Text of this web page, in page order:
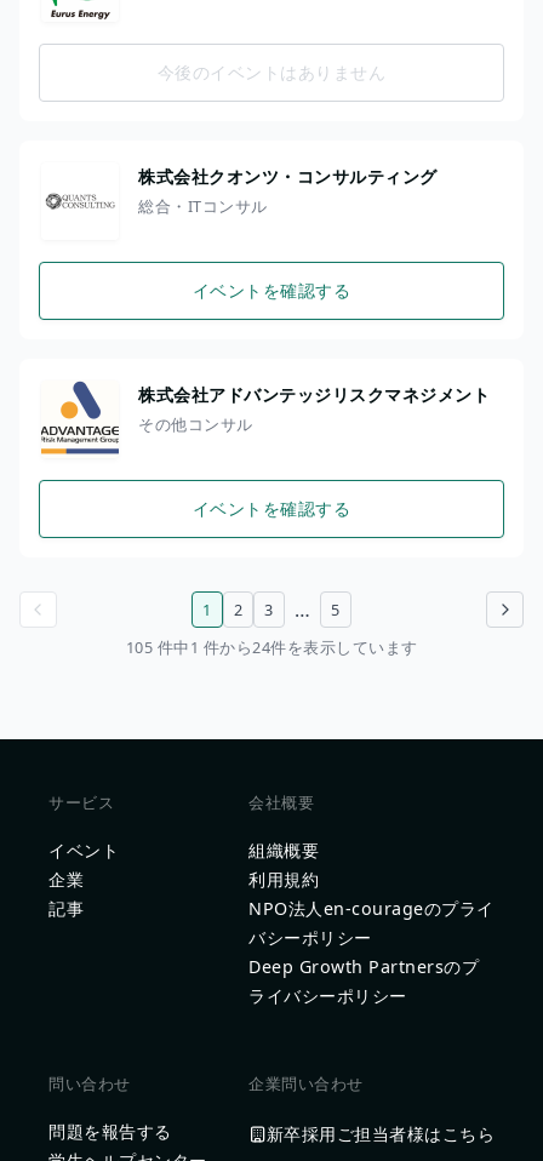
今後のイベントはありません
株式会社クオンツ・コンサルティング
総合・ITコンサル
イベントを確認する
株式会社アドバンテッジリスクマネジメント
その他コンサル
イベントを確認する
次のページ
1 2 3 …
5
105 件中1 件から24件を表示しています
サービス
イベント
企業
記事
会社概要
組織概要
利用規約
NPO法人en-courageのプライ
バシーポリシー
Deep Growth Partnersのプ
ライバシーポリシー
問い合わせ
問題を報告する
企業問い合わせ
新卒採用ご担当者様はこちら